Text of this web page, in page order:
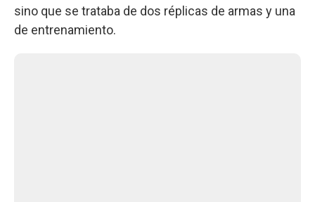
sino que se trataba de dos réplicas de armas y una
de entrenamiento.